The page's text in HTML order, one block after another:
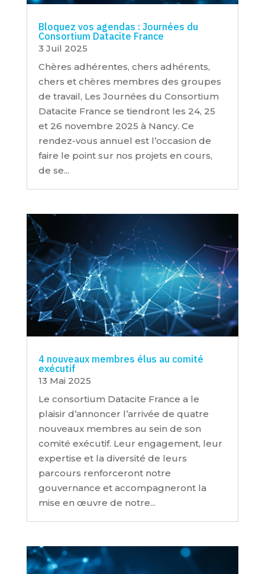
Bloquez vos agendas : Journées du
Consortium Datacite France
3 Juil 2025
Chères adhérentes, chers adhérents,
chers et chères membres des groupes
de travail, Les Journées du Consortium
Datacite France se tiendront les 24, 25
et 26 novembre 2025 à Nancy. Ce
rendez-vous annuel est l’occasion de
faire le point sur nos projets en cours,
de se...
4 nouveaux membres élus au comité
exécutif
13 Mai 2025
Le consortium Datacite France a le
plaisir d’annoncer l’arrivée de quatre
nouveaux membres au sein de son
comité exécutif. Leur engagement, leur
expertise et la diversité de leurs
parcours renforceront notre
gouvernance et accompagneront la
mise en œuvre de notre...